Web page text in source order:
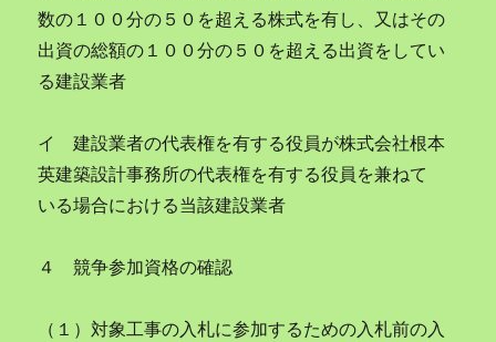
数の１００分の５０を超える株式を有し、又はその
出資の総額の１００分の５０を超える出資をしてい
る建設業者
イ 建設業者の代表権を有する役員が株式会社根本
英建築設計事務所の代表権を有する役員を兼ねて
いる場合における当該建設業者
４ 競争参加資格の確認
（１）対象工事の入札に参加するための入札前の入